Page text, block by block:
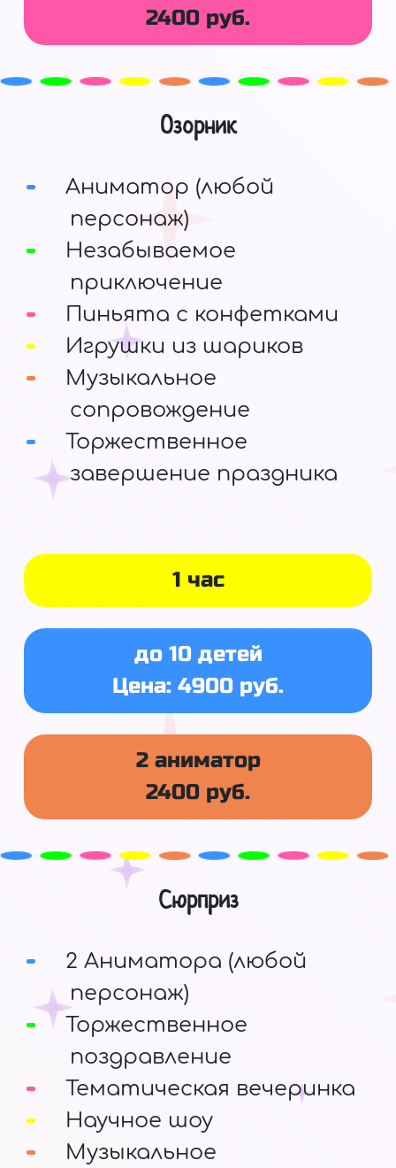
2400 руб.
1 час
до 10 детей
Цена: 4900 руб.
2 аниматор
2400 руб.
Озорник
Аниматор (любой
персонаж)
Незабываемое
приключение
Пиньята с конфетками
Игрушки из шариков
Музыкальное
сопровождение
Торжественное
завершение праздника
Сюрприз
2 Аниматора (любой
персонаж)
Торжественное
поздравление
Тематическая вечеринка
Научное шоу
Музыкальное